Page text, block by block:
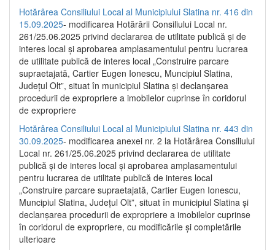
Hotărârea Consiliului Local al Municipiului Slatina nr. 416 din
15.09.2025- modificarea Hotărârii Consiliului Local nr.
261/25.06.2025 privind declararea de utilitate publică și de
interes local și aprobarea amplasamentului pentru lucrarea
de utilitate publică de interes local „Construire parcare
supraetajată, Cartier Eugen Ionescu, Muncipiul Slatina,
Județul Olt”, situat în municipiul Slatina și declanșarea
procedurii de expropriere a imobilelor cuprinse în coridorul
de expropriere
Hotărârea Consiliului Local al Municipiului Slatina nr. 443 din
30.09.2025- modificarea anexei nr. 2 la Hotărârea Consiliului
Local nr. 261/25.06.2025 privind declararea de utilitate
publică şi de interes local şi aprobarea amplasamentului
pentru lucrarea de utilitate publică de interes local
„Construire parcare supraetajată, Cartier Eugen Ionescu,
Muncipiul Slatina, Judeţul Olt”, situat în municipiul Slatina şi
declanşarea procedurii de expropriere a imobilelor cuprinse
în coridorul de expropriere, cu modificările şi completările
ulterioare